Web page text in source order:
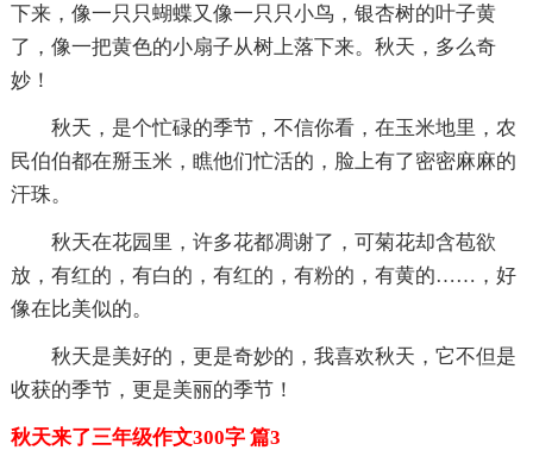
下来，像一只只蝴蝶又像一只只小鸟，银杏树的叶子黄
了，像一把黄色的小扇子从树上落下来。秋天，多么奇
妙！
秋天，是个忙碌的季节，不信你看，在玉米地里，农
民伯伯都在掰玉米，瞧他们忙活的，脸上有了密密麻麻的
汗珠。
秋天在花园里，许多花都凋谢了，可菊花却含苞欲
放，有红的，有白的，有红的，有粉的，有黄的……，好
像在比美似的。
秋天是美好的，更是奇妙的，我喜欢秋天，它不但是
收获的季节，更是美丽的季节！
秋天来了三年级作文300字 篇3